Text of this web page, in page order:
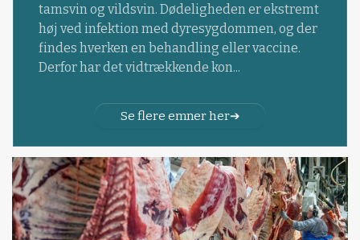
tamsvin og vildsvin. Dødeligheden er ekstremt
høj ved infektion med dyresygdommen, og der
findes hverken en behandling eller vaccine.
Derfor har det vidtrækkende kon...
Se flere emner her